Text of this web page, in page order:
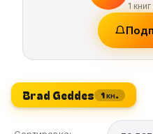
1 книг
Brad Geddes 1 кн.